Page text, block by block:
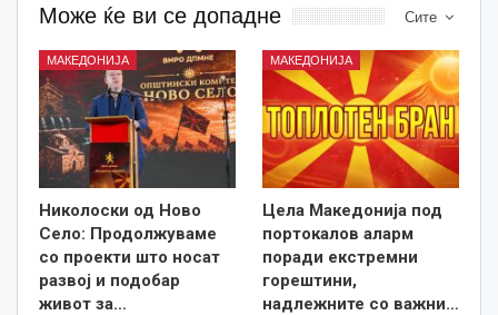
Сите
Може ќе ви се допадне
МАКЕДОНИЈА
Николоски од Ново
Село: Продолжуваме
со проекти што носат
развој и подобар
живот за…
МАКЕДОНИЈА
Цела Македонија под
портокалов аларм
поради екстремни
горештини,
надлежните со важни…